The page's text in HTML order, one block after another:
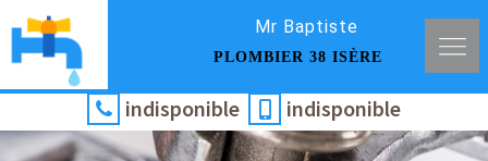
Mr Baptiste
PLOMBIER 38 ISÈRE
indisponible indisponible